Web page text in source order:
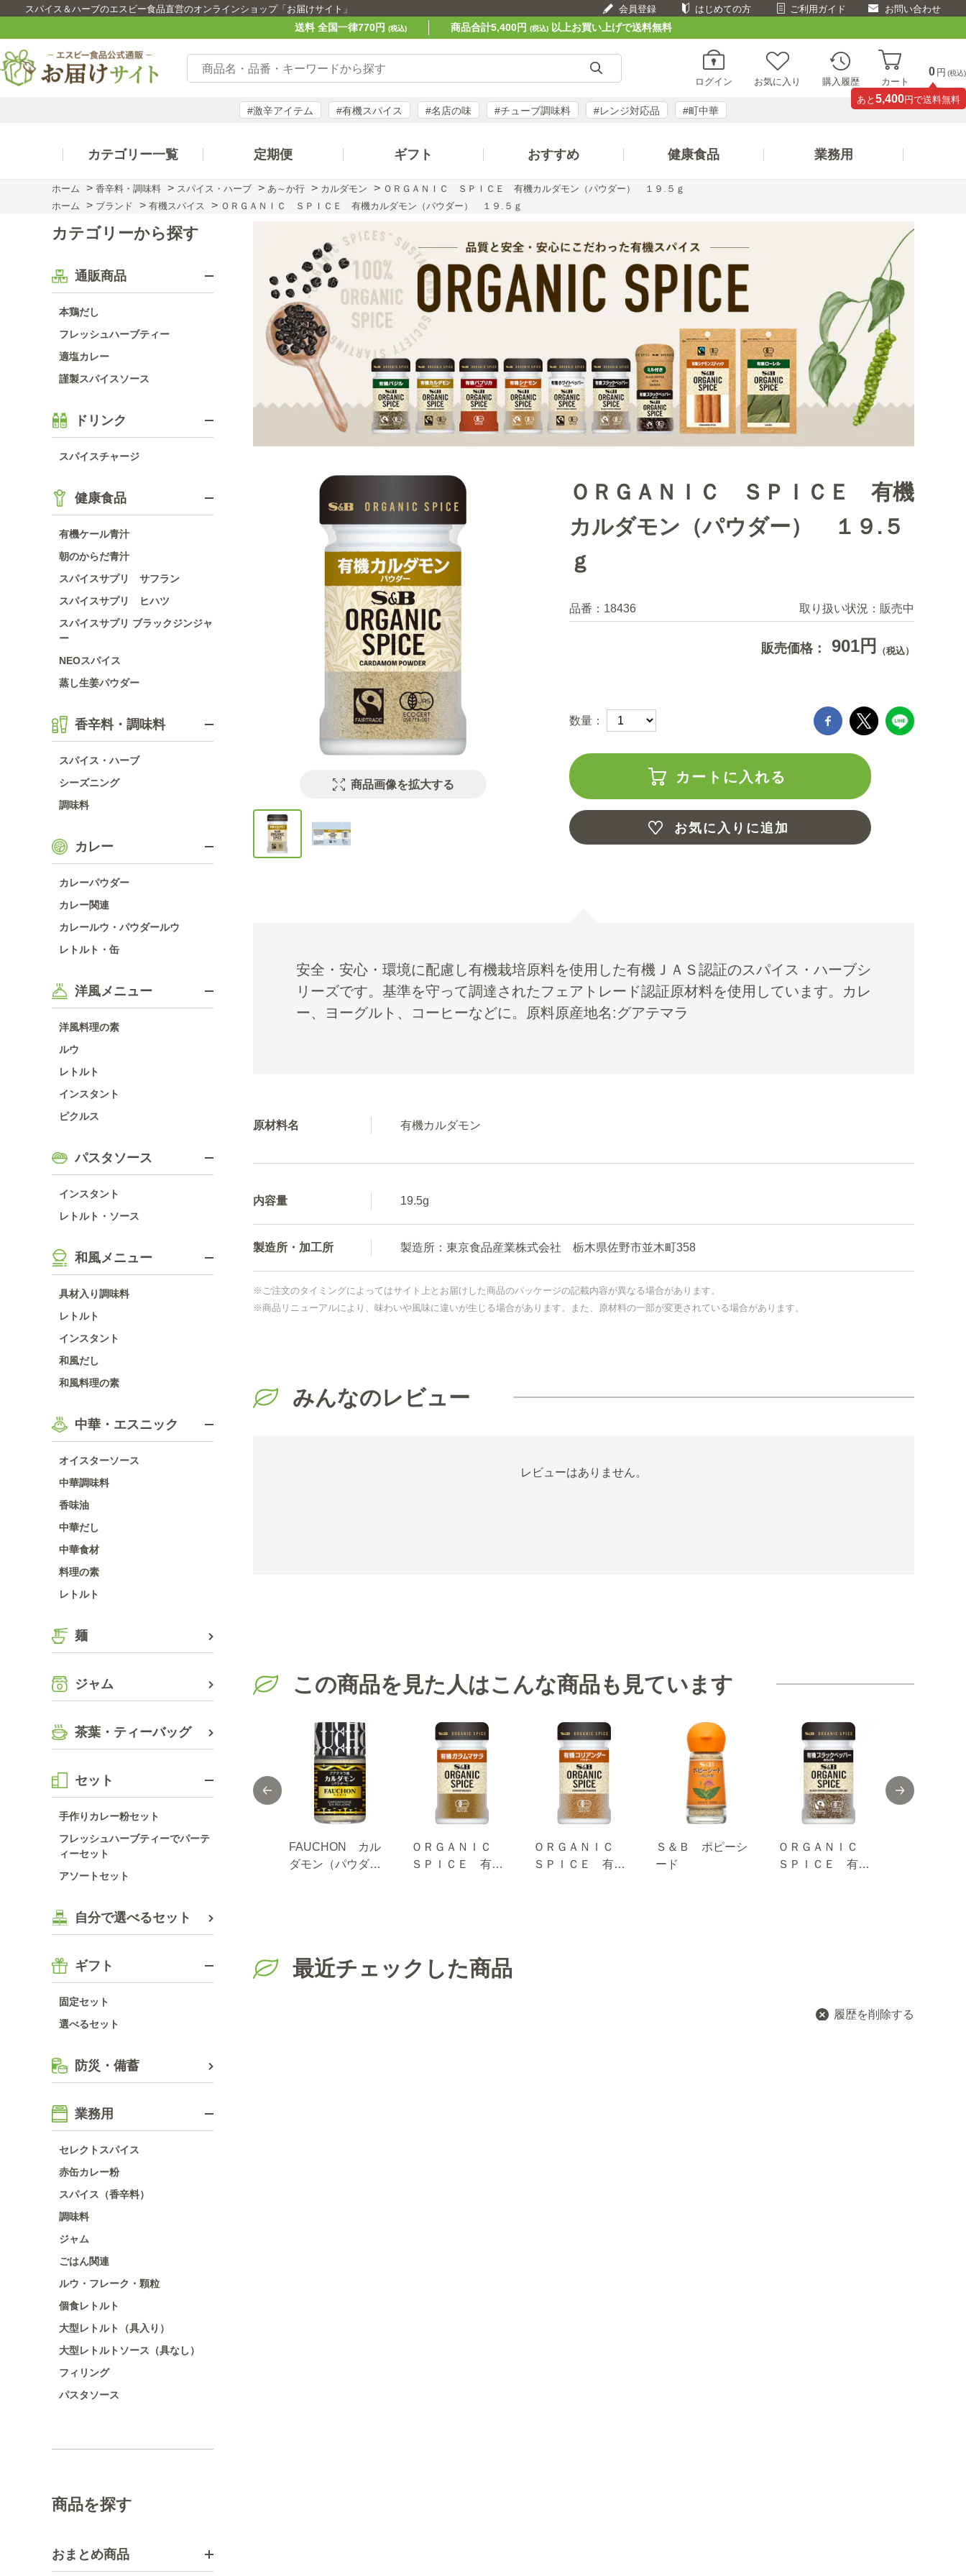
スパイス＆ハーブのエスビー食品直営のオンラインショップ「お届けサイト」 会員登録 はじめての方 ご利用ガイド お問い合わせ
送料 全国一律770円 (税込) 商品合計5,400円 (税込)以上お買い上げで送料無料
ログイン お気に入り 購入履歴 カート
0 円 (税込)
あと 5,400円で送料無料
#激辛アイテム #有機スパイス #名店の味 #チューブ調味料 #レンジ対応品 #町中華
カテゴリー一覧 定期便 ギフト おすすめ 健康食品 業務用
ホーム > 香辛料・調味料 > スパイス・ハーブ > あ～か行 > カルダモン > ＯＲＧＡＮＩＣ ＳＰＩＣＥ 有機カルダモン（パウダー） １９.５ｇ
ホーム
> ブランド > 有機スパイス > ＯＲＧＡＮＩＣ ＳＰＩＣＥ 有機カルダモン（パウダー） １９.５ｇ
カテゴリーから探す
通販商品
本鶏だし
フレッシュハーブティー
適塩カレー
謹製スパイスソース
ドリンク
スパイスチャージ
健康食品
有機ケール青汁
朝のからだ青汁
スパイスサプリ サフラン
スパイスサプリ ヒハツ
スパイスサプリ ブラックジンジャ
ー
NEOスパイス
蒸し生姜パウダー
香辛料・調味料
スパイス・ハーブ
シーズニング
調味料
カレー
カレーパウダー
カレー関連
カレールウ・パウダールウ
レトルト・缶
洋風メニュー
洋風料理の素
ルウ
レトルト
インスタント
ピクルス
パスタソース
インスタント
レトルト・ソース
和風メニュー
具材入り調味料
レトルト
インスタント
和風だし
和風料理の素
中華・エスニック
オイスターソース
中華調味料
香味油
中華だし
中華食材
料理の素
レトルト
麺
ジャム
茶葉・ティーバッグ
セット
手作りカレー粉セット
フレッシュハーブティーでパーテ
ィーセット
アソートセット
自分で選べるセット
ギフト
固定セット
選べるセット
防災・備蓄
業務用
セレクトスパイス
赤缶カレー粉
スパイス（香辛料）
調味料
ジャム
ごはん関連
ルウ・フレーク・顆粒
個食レトルト
大型レトルト（具入り）
大型レトルトソース（具なし）
フィリング
パスタソース
商品を探す
おまとめ商品
商品画像を拡大する
ＯＲＧＡＮＩＣ ＳＰＩＣＥ 有機
カルダモン（パウダー） １９.５
ｇ
品番： 18436 取り扱い状況： 販売中
販売価格： 901円 （税込）
数量：
カートに入れる
お気に入りに追加
安全・安心・環境に配慮し有機栽培原料を使用した有機ＪＡＳ認証のスパイス・ハーブシ
リーズです。基準を守って調達されたフェアトレード認証原材料を使用しています。カレ
ー、ヨーグルト、コーヒーなどに。原料原産地名:グアテマラ
原材料名 有機カルダモン
内容量 19.5g
製造所・加工所 製造所：東京食品産業株式会社 栃木県佐野市並木町358
※ご注文のタイミングによってはサイト上とお届けした商品のパッケージの記載内容が異なる場合があります。
※商品リニューアルにより、味わいや風味に違いが生じる場合があります。また、原材料の一部が変更されている場合があります。
みんなのレビュー
レビューはありません。
この商品を見た人はこんな商品も見ています
ＯＲＧＡＮＩＣ
クミン（パウダ
ＯＲＧＡＮＩＣ
５ｇ
FAUCHON カル
ダモン（パウダ
ＯＲＧＡＮＩＣ
ＳＰＩＣＥ 有機
ＯＲＧＡＮＩＣ
ＳＰＩＣＥ 有機
Ｓ＆Ｂ ポピーシ
ード
ＯＲＧＡＮＩＣ
ＳＰＩＣＥ 有機
最近チェックした商品
履歴を削除する